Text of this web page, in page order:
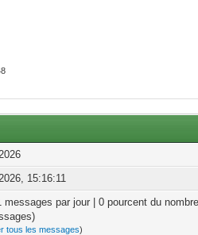
15:16:11
messages par jour | 0 pourcent du
tous les messages)